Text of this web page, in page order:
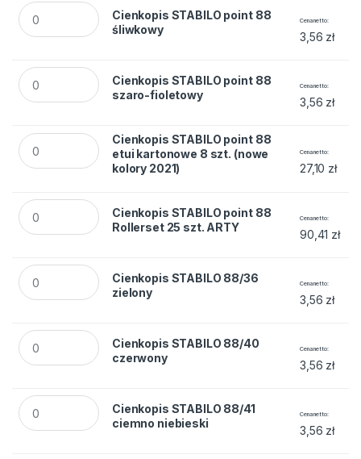
Cienkopis STABILO point 88 śliwkowy quantity
Cienkopis STABILO point 88
śliwkowy
Cena netto
3,56 zł
Cienkopis STABILO point 88 szaro-fioletowy quantity
Cienkopis STABILO point 88
szaro-fioletowy
Cena netto
3,56 zł
Cienkopis STABILO point 88 etui kartonowe 8 szt. (nowe
Cienkopis STABILO point 88
etui kartonowe 8 szt. (nowe
kolory 2021)
Cena netto
27,10 zł
Cienkopis STABILO point 88 Rollerset 25 szt. ARTY quantity
Cienkopis STABILO point 88
Rollerset 25 szt. ARTY
Cena netto
90,41 zł
Cienkopis STABILO 88/36 zielony quantity
Cienkopis STABILO 88/36
zielony
Cena netto
3,56 zł
Cienkopis STABILO 88/40 czerwony quantity
Cienkopis STABILO 88/40
czerwony
Cena netto
3,56 zł
Cienkopis STABILO 88/41 ciemno niebieski quantity
Cienkopis STABILO 88/41
ciemno niebieski
Cena netto
3,56 zł